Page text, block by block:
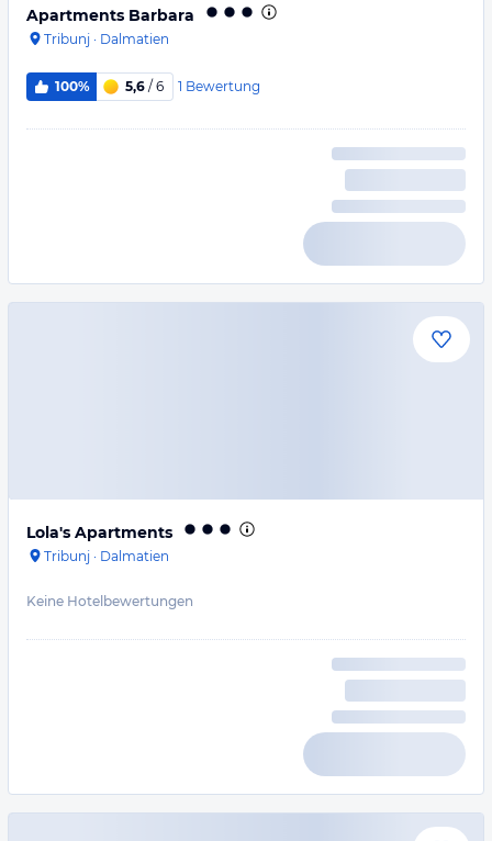
Apartments Barbara
Tribunj · Dalmatien
100% 5,6 / 6 1 Bewertung
Lola's Apartments
Tribunj · Dalmatien
Keine Hotelbewertungen